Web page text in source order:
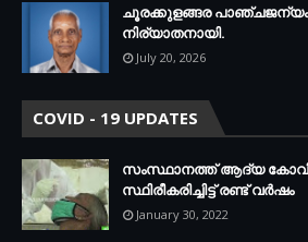
ചൂരക്കുളങ്ങര പാഞ്ചജന്യം
നിര്യാതനായി.
July 20, 2026
COVID - 19 UPDATES
സംസ്ഥാനത്ത് ആദ്യ
സ്ഥിരീകരിച്ചിട്ട് രണ്ട് വര്‍ഷം
January 30, 2022